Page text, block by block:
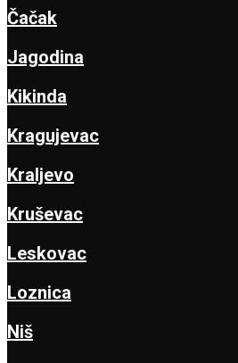
Čačak
Jagodina
Kikinda
Kragujevac
Kraljevo
Kruševac
Leskovac
Loznica
Niš